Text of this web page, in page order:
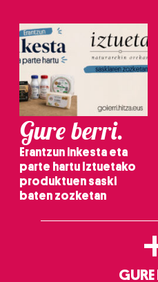
Gure berri.
Erantzun inkesta eta
parte hartu Iztuetako
produktuen saski
baten zozketan
GURE